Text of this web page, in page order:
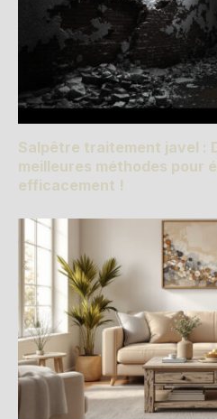
Salpêtre traitement javel :
meilleures méthodes pour
efficacement !